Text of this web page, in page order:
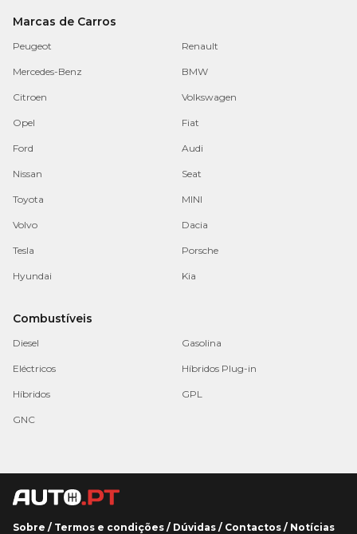
Marcas de Carros
Peugeot Renault
Mercedes-Benz BMW
Citroen Volkswagen
Opel Fiat
Ford Audi
Nissan Seat
Toyota MINI
Volvo Dacia
Tesla Porsche
Hyundai Kia
Combustíveis
Diesel Gasolina
Eléctricos Híbridos Plug-in
Híbridos GPL
GNC
Sobre / Termos e condições / Dúvidas / Contactos / Notícias